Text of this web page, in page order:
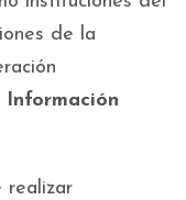
de la
Información
realizar